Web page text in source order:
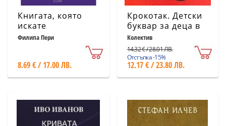
Книгата, която
искате
родителите ви да
Филипа Пери
8.69 € / 17.00 ЛВ.
Крокотак. Детски
буквар за деца в
предучилищна
възраст
Колектив
14.32 € / 28.01 ЛВ.
Отстъпка -15%
12.17 € / 23.80 ЛВ.